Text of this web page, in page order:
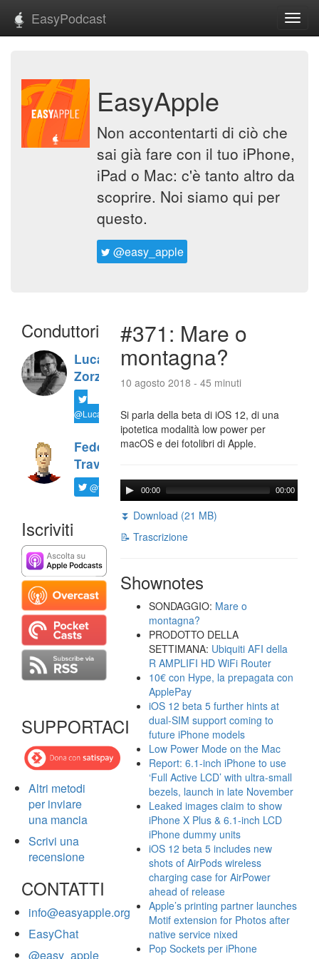
EasyPodcast
EasyApple
Non accontentarti di ciò che
sai già fare con il tuo iPhone,
iPad o Mac: c'è tanto altro da
scoprire. Noi siamo qui per
questo.
@easy_apple
Conduttori
Luca
Zorzi
@LucaTNT
Federico
Travaini
@ftrava
Iscriviti
SUPPORTACI
Altri metodi
per inviare
una mancia
Scrivi una
recensione
CONTATTI
info@easyapple.org
EasyChat
@easy_apple
#371: Mare o
montagna?
10 agosto 2018 - 45 minuti
Si parla della beta di iOS 12, di una
ipotetica modalità low power per
macOS e dei fotolibri di Apple.
00:00 00:00
⏬ Download (21 MB)
📝 Trascrizione
Shownotes
SONDAGGIO: Mare o
montagna?
PRODOTTO DELLA
SETTIMANA: Ubiquiti AFI della
R AMPLIFI HD WiFi Router
10€ con Hype, la prepagata con
ApplePay
iOS 12 beta 5 further hints at
dual-SIM support coming to
future iPhone models
Low Power Mode on the Mac
Report: 6.1-inch iPhone to use
‘Full Active LCD’ with ultra-small
bezels, launch in late November
Leaked images claim to show
iPhone X Plus & 6.1-inch LCD
iPhone dummy units
iOS 12 beta 5 includes new
shots of AirPods wireless
charging case for AirPower
ahead of release
Apple’s printing partner launches
Motif extension for Photos after
native service nixed
Pop Sockets per iPhone